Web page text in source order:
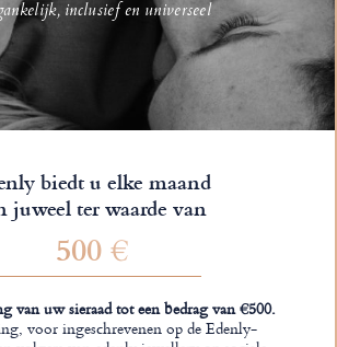
inclusief en universeel
biedt u elke maand
juweel ter waarde van
500 €
van uw sieraad tot een bedrag van €500.
voor ingeschrevenen op de Edenly-